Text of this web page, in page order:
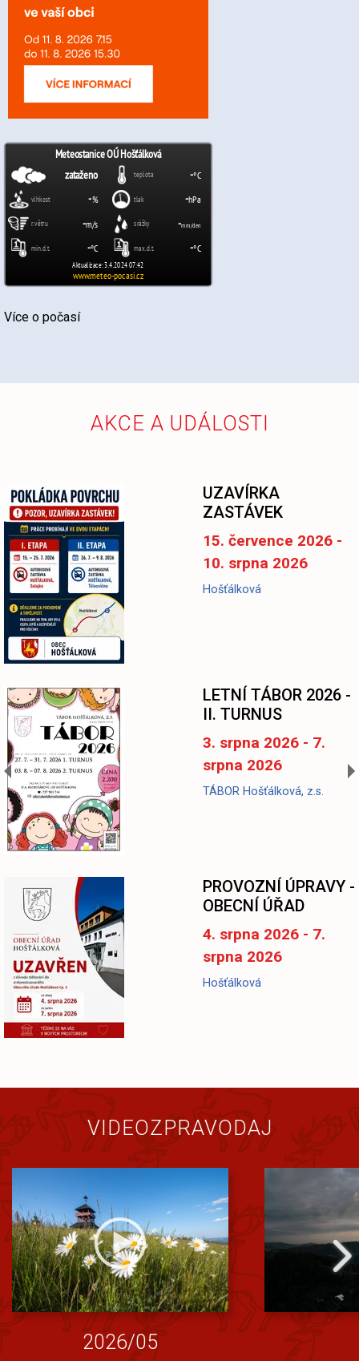
Více o počasí
AKCE A UDÁLOSTI
UZAVÍRKA
ZASTÁVEK
15. července 2026 -
10. srpna 2026
Hošťálková
LETNÍ TÁBOR 2026 -
II. TURNUS
3. srpna 2026 - 7.
srpna 2026
TÁBOR Hošťálková, z.s.
PROVOZNÍ ÚPRAVY -
OBECNÍ ÚŘAD
4. srpna 2026 - 7.
srpna 2026
Hošťálková
VIDEOZPRAVODAJ
2026/05